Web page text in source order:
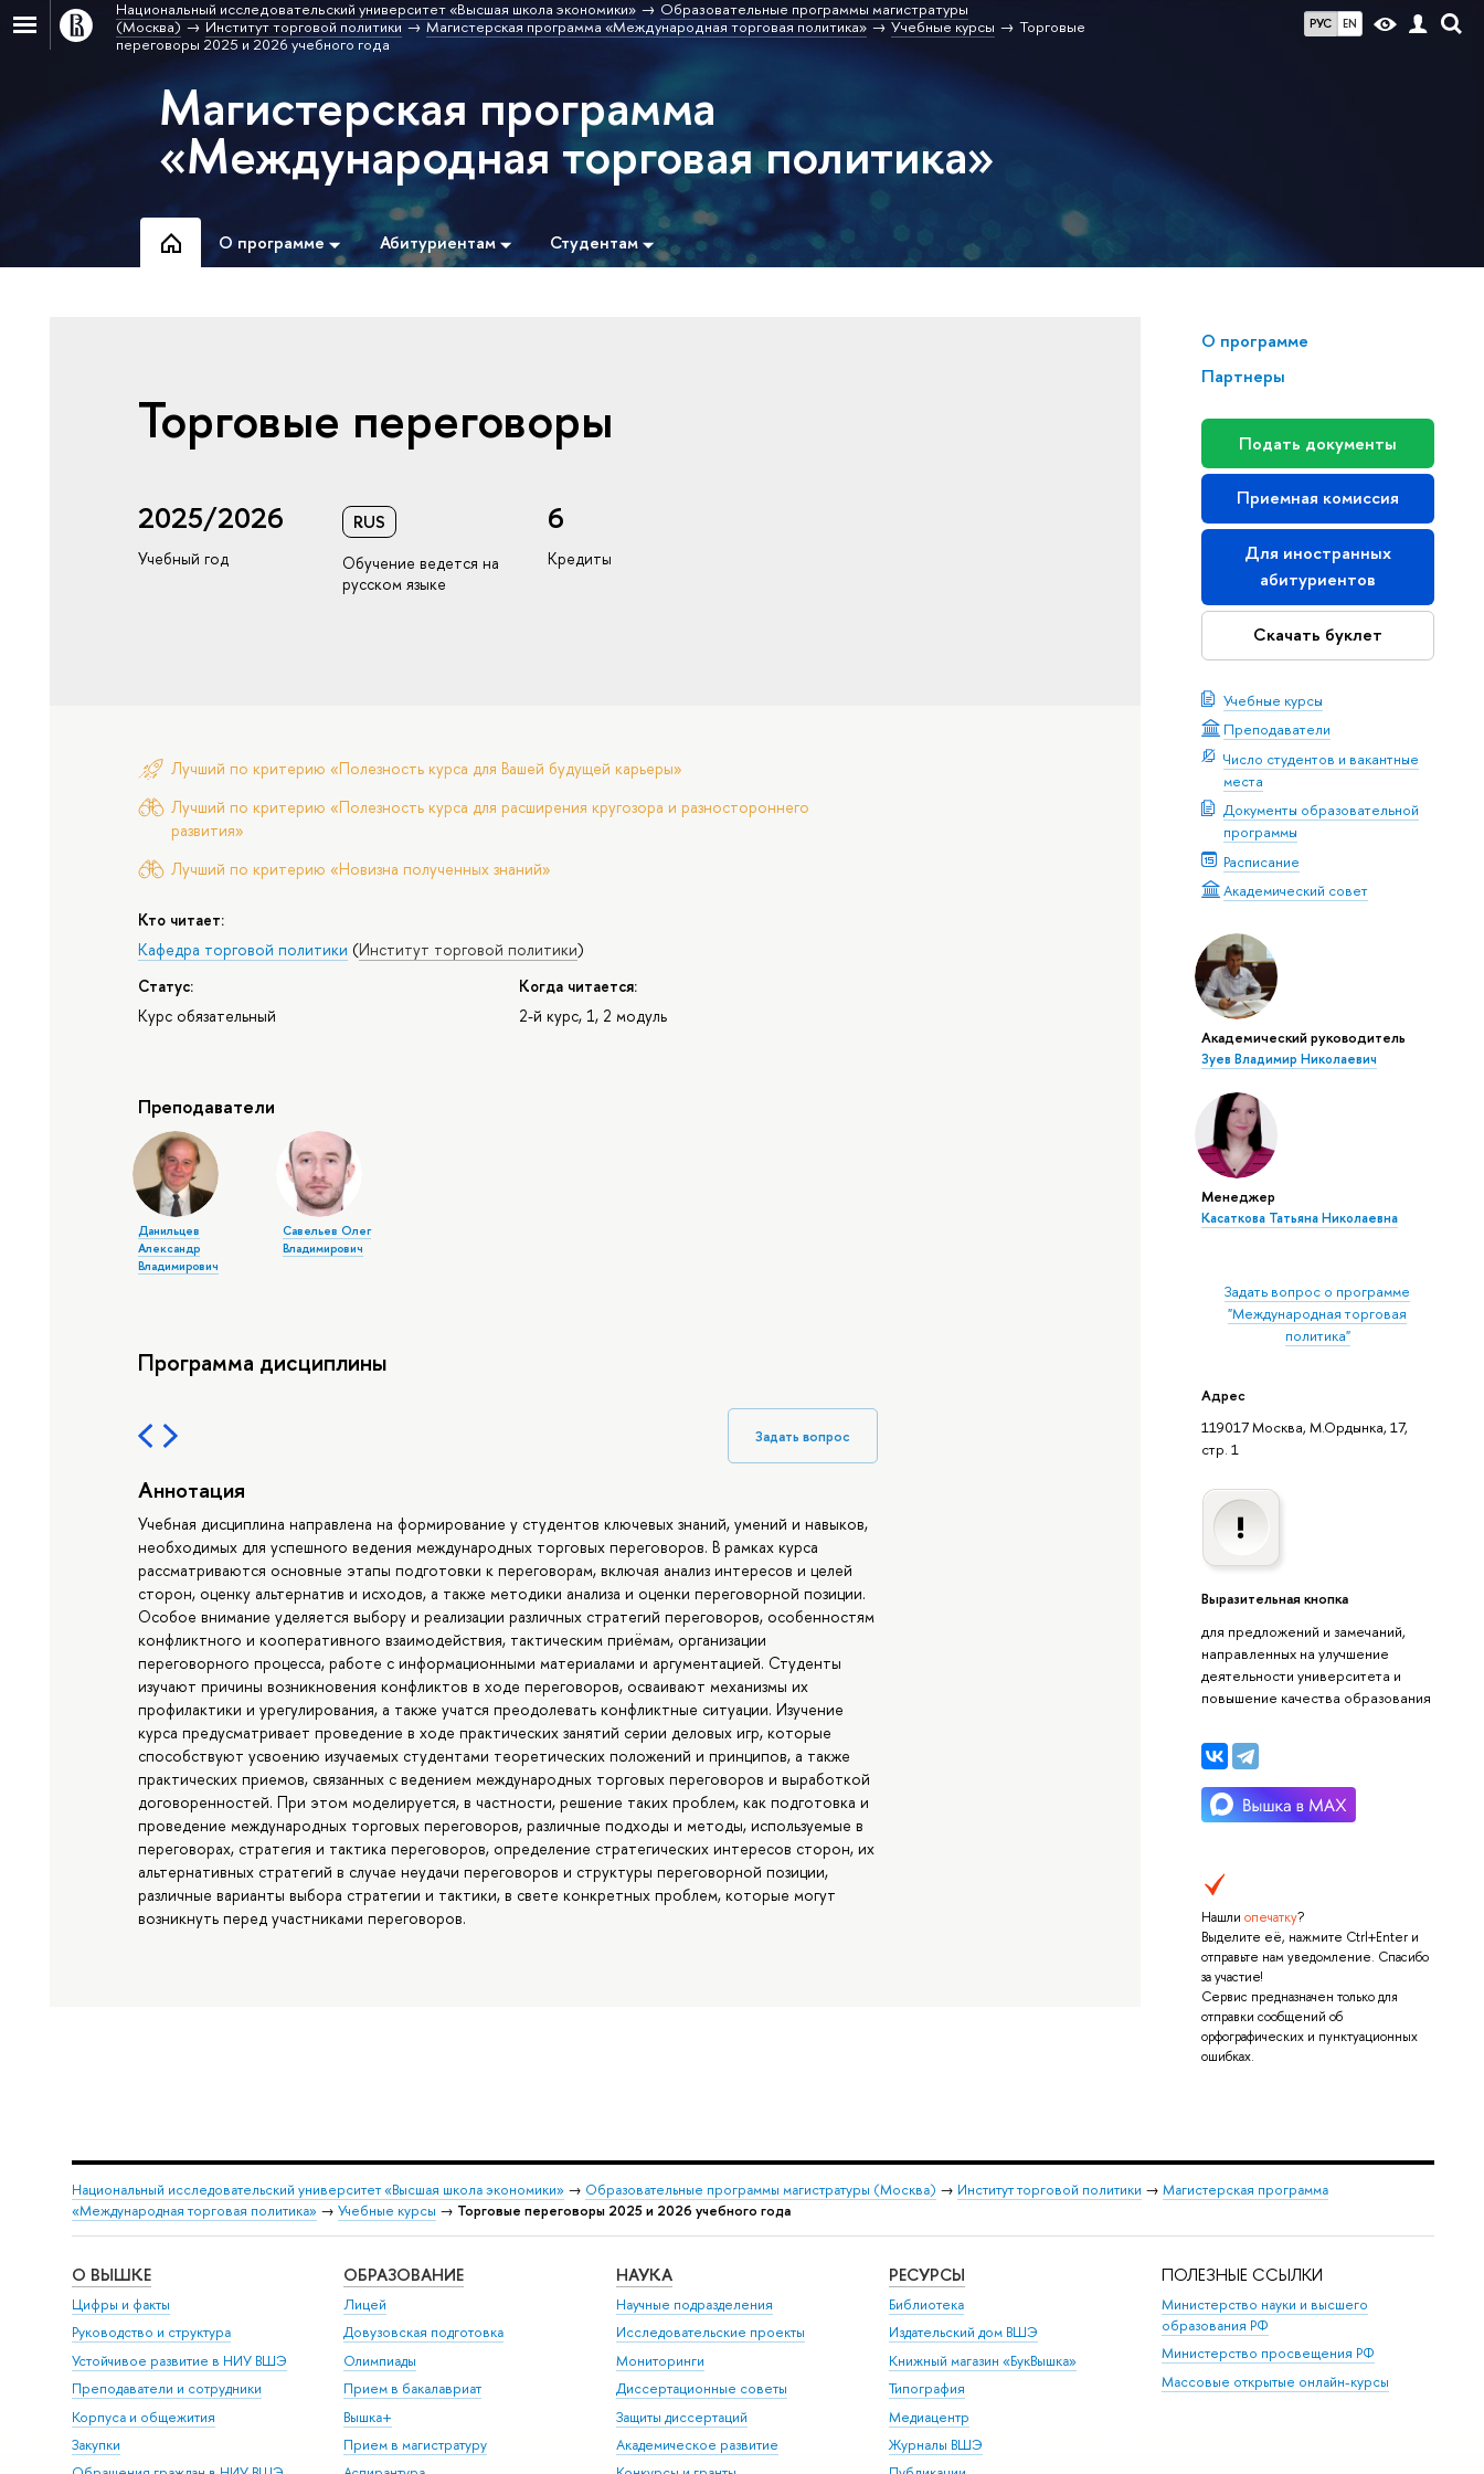
РУС EN
Национальный исследовательский университет «Высшая школа экономики»
Образовательные программы магистратуры
(Москва)
Институт торговой политики Магистерская программа «Международная торговая политика» Учебные курсы
Торговые
переговоры 2025 и 2026 учебного года
Магистерская программа
«Международная торговая политика»
О программе Абитуриентам Студентам
О программе
Партнеры
Подать документы
Приемная комиссия
Для иностранных
абитуриентов
Скачать буклет
Учебные курсы
Преподаватели
Число студентов и вакантные
места
Документы образовательной
программы
Расписание
Академический совет
Академический руководитель
Зуев Владимир Николаевич
Менеджер
Касаткова Татьяна Николаевна
Задать вопрос о программе
"Международная торговая
политика"
Адрес
119017 Москва, М.Ордынка, 17,
стр. 1
Выразительная кнопка
для предложений и замечаний,
направленных на улучшение
деятельности университета и
повышение качества образования
Нашли опечатку?
Выделите её, нажмите Ctrl+Enter и
отправьте нам уведомление. Спасибо
за участие!
Сервис предназначен только для
отправки сообщений об
орфографических и пунктуационных
ошибках.
Торговые переговоры
2025/2026
Учебный год
RUS
Обучение ведется на
русском языке
6
Кредиты
Лучший по критерию «Полезность курса для Вашей будущей карьеры»
Лучший по критерию «Полезность курса для расширения кругозора и разностороннего
развития»
Лучший по критерию «Новизна полученных знаний»
Кто читает:
Кафедра торговой политики (Институт торговой политики)
Статус:
Курс обязательный
Когда читается:
2-й курс, 1, 2 модуль
Преподаватели
Данильцев
Александр
Владимирович
Савельев Олег
Владимирович
Программа дисциплины
Задать вопрос
Аннотация
Учебная дисциплина направлена на формирование у студентов ключевых знаний, умений и навыков,
необходимых для успешного ведения международных торговых переговоров. В рамках курса
рассматриваются основные этапы подготовки к переговорам, включая анализ интересов и целей
сторон, оценку альтернатив и исходов, а также методики анализа и оценки переговорной позиции.
Особое внимание уделяется выбору и реализации различных стратегий переговоров, особенностям
конфликтного и кооперативного взаимодействия, тактическим приёмам, организации
переговорного процесса, работе с информационными материалами и аргументацией. Студенты
изучают причины возникновения конфликтов в ходе переговоров, осваивают механизмы их
профилактики и урегулирования, а также учатся преодолевать конфликтные ситуации. Изучение
курса предусматривает проведение в ходе практических занятий серии деловых игр, которые
способствуют усвоению изучаемых студентами теоретических положений и принципов, а также
практических приемов, связанных с ведением международных торговых переговоров и выработкой
договоренностей. При этом моделируется, в частности, решение таких проблем, как подготовка и
проведение международных торговых переговоров, различные подходы и методы, используемые в
переговорах, стратегия и тактика переговоров, определение стратегических интересов сторон, их
альтернативных стратегий в случае неудачи переговоров и структуры переговорной позиции,
различные варианты выбора стратегии и тактики, в свете конкретных проблем, которые могут
возникнуть перед участниками переговоров.
Национальный исследовательский университет «Высшая школа экономики» → Образовательные программы магистратуры (Москва) → Институт торговой политики → Магистерская программа
«Международная торговая политика» → Учебные курсы → Торговые переговоры 2025 и 2026 учебного года
О ВЫШКЕ
Цифры и факты
Руководство и структура
Устойчивое развитие в НИУ ВШЭ
Преподаватели и сотрудники
Корпуса и общежития
Закупки
ОБРАЗОВАНИЕ
Лицей
Довузовская подготовка
Олимпиады
Прием в бакалавриат
Вышка+
Прием в магистратуру
НАУКА
Научные подразделения
Исследовательские проекты
Мониторинги
Диссертационные советы
Защиты диссертаций
Академическое развитие
РЕСУРСЫ
Библиотека
Издательский дом ВШЭ
Книжный магазин «БукВышка»
Типография
Медиацентр
Журналы ВШЭ
ПОЛЕЗНЫЕ ССЫЛКИ
Министерство науки и высшего
образования РФ
Министерство просвещения РФ
Массовые открытые онлайн-курсы